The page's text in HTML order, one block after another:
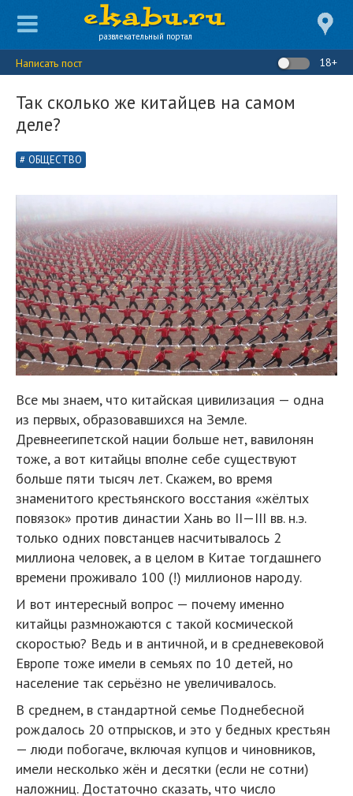
развлекательный портал
Написать пост 18+
Так сколько же китайцев на самом
деле?
ОБЩЕСТВО
Все мы знаем, что китайская цивилизация — одна
из первых, образовавшихся на Земле.
Древнеегипетской нации больше нет, вавилонян
тоже, а вот китайцы вполне себе существуют
больше пяти тысяч лет. Скажем, во время
знаменитого крестьянского восстания «жёлтых
повязок» против династии Хань во II—III вв. н.э.
только одних повстанцев насчитывалось 2
миллиона человек, а в целом в Китае тогдашнего
времени проживало 100 (!) миллионов народу.
И вот интересный вопрос — почему именно
китайцы размножаются с такой космической
скоростью? Ведь и в античной, и в средневековой
Европе тоже имели в семьях по 10 детей, но
население так серьёзно не увеличивалось.
В среднем, в стандартной семье Поднебесной
рождалось 20 отпрысков, и это у бедных крестьян
— люди побогаче, включая купцов и чиновников,
имели несколько жён и десятки (если не сотни)
наложниц. Достаточно сказать, что число